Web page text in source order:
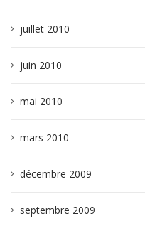
juillet 2010
juin 2010
mai 2010
mars 2010
décembre 2009
septembre 2009